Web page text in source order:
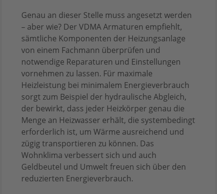
Genau an dieser Stelle muss angesetzt werden
– aber wie? Der VDMA Armaturen empfiehlt,
sämtliche Komponenten der Heizungsanlage
von einem Fachmann überprüfen und
notwendige Reparaturen und Einstellungen
vornehmen zu lassen. Für maximale
Heizleistung bei minimalem Energieverbrauch
sorgt zum Beispiel der hydraulische Abgleich,
der bewirkt, dass jeder Heizkörper genau die
Menge an Heizwasser erhält, die systembedingt
erforderlich ist, um Wärme ausreichend und
zügig transportieren zu können. Das
Wohnklima verbessert sich und auch
Geldbeutel und Umwelt freuen sich über den
reduzierten Energieverbrauch.